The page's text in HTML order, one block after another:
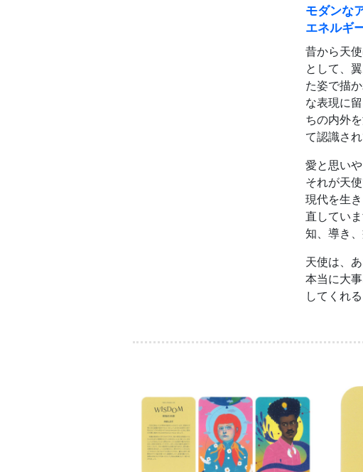
モダンな
エネルギ
昔から天
として、
た姿で描
な表現に
ちの内外
て認識さ
愛と思い
それが天
現代を生
直してい
知、導き
天使は、
本当に大
してくれ